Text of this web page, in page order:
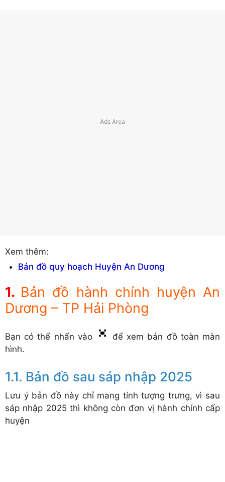
Xem thêm:
Bản đồ quy hoạch Huyện An Dương
Bản đồ hành chính huyện An
Dương – TP Hải Phòng
Bạn có thể nhấn vào
để xem bản đồ toàn màn
hình.
Bản đồ sau sáp nhập 2025
Lưu ý bản đồ này chỉ mang tính tượng trưng, vì sau
sáp nhập 2025 thì không còn đơn vị hành chính cấp
huyện